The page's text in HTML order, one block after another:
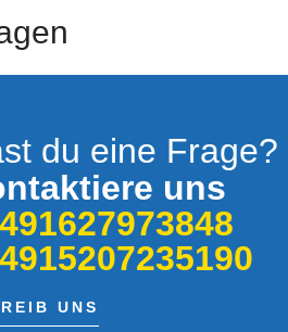
du eine Frage?
uns
UNS